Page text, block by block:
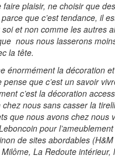
plaisir, ne choisir que
que c’est tendance, il
et non comme les autres
nous nous lasserons
la tête.
énormément la décoration
pense que c’est un savoir
c’est la décoration
nous sans casser la
que nous avons chez nous
pour
de sites abordables
La Redoute